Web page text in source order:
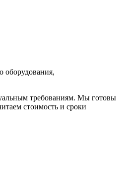
оборудования,
требованиям. Мы готовы
стоимость и сроки